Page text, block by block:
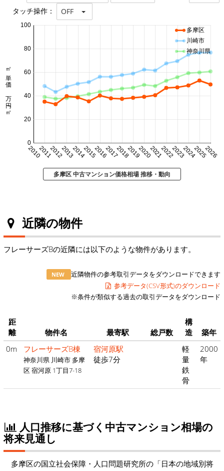
タッチ操作： OFF
20102011201220132014201520162017201820192020202120222023202420252026
0
20
40
60
80
100
㎡単価 万円/㎡
多摩区
川崎市
神奈川県
多摩区 中古マンション価格相場 推移・動向
近隣の物件
フレーサーズBの近隣には以下のような物件があります。
NEW
近隣物件の参考取引データをダウンロードできます
参考データ(CSV形式)のダウンロード
※条件が類似する過去の取引データをダウンロード
距
離
物件名 最寄駅 総戸数
構
造
築年
0m
フレーサーズB棟
神奈川県 川崎市 多摩
区 宿河原 1丁目7-18
宿河原駅
徒歩7分
軽
量
鉄
骨
2000
年
人口推移に基づく中古マンション相場の
将来見通し
多摩区の国立社会保障・人口問題研究所の「日本の地域別将